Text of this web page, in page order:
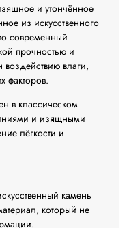
и утончённое
из искусственного
современный
прочностью и
влаги,
факторов.
в классическом
и изящными
лёгкости и
камень
который не